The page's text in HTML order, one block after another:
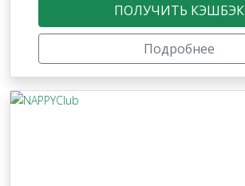
ПОЛУЧИТЬ КЭШБЭК
Подробнее